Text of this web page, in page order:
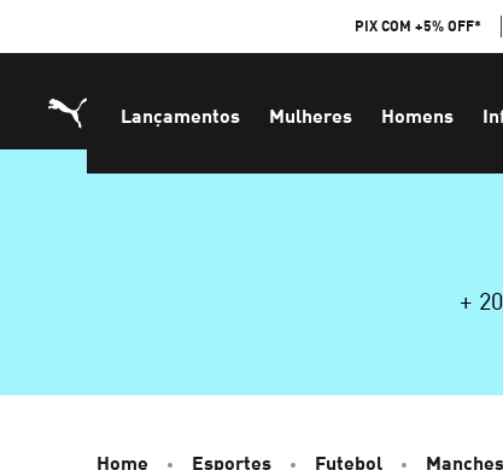
PIX COM +5% OFF*
Lançamentos Mulheres Homens
+
Home Esportes Futebol